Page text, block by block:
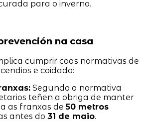
para o inverno.
na casa
cumprir coas normativas de
e coidado:
Segundo a normativa
teñen a obriga de manter
as franxas de50 metros
antes do 31 de maio.